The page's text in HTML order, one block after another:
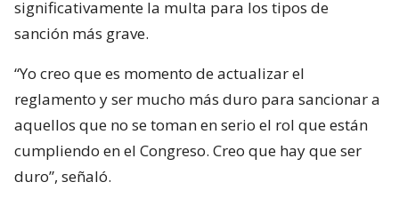
significativamente la multa para los tipos de
sanción más grave.
“Yo creo que es momento de actualizar el
reglamento y ser mucho más duro para sancionar a
aquellos que no se toman en serio el rol que están
cumpliendo en el Congreso. Creo que hay que ser
duro”, señaló.